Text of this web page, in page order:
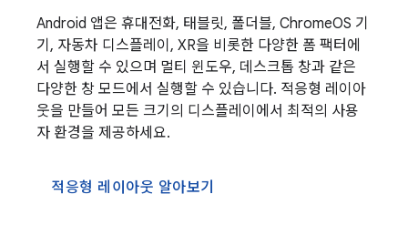
Android 앱은 휴대전화, 태블릿, 폴더블, ChromeOS 기
기, 자동차 디스플레이, XR을 비롯한 다양한 폼 팩터에
서 실행할 수 있으며 멀티 윈도우, 데스크톱 창과 같은
다양한 창 모드에서 실행할 수 있습니다. 적응형 레이아
웃을 만들어 모든 크기의 디스플레이에서 최적의 사용
자 환경을 제공하세요.
적응형 레이아웃 알아보기